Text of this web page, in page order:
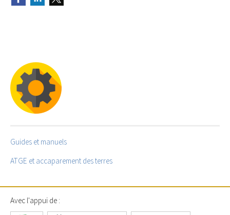
Guides et manuels
ATGE et accaparement des terres
Avec l'appui de :